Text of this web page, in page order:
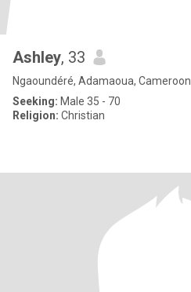
Ashley, 33
Ngaoundéré, Adamaoua, Cameroon
Seeking: Male 35 - 70
Religion: Christian